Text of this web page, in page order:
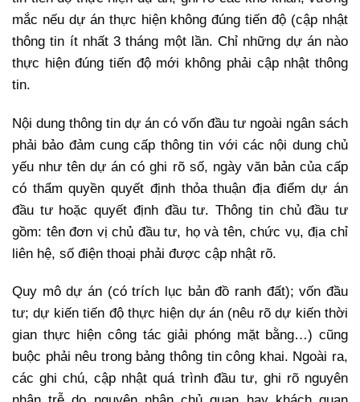
mắc nếu dự án thực hiện không đúng tiến độ (cập nhật
thông tin ít nhất 3 tháng một lần. Chỉ những dự án nào
thực hiện đúng tiến độ mới không phải cập nhật thông
tin.
Nội dung thông tin dự án có vốn đầu tư ngoài ngân sách
phải bảo đảm cung cấp thông tin với các nội dung chủ
yếu như tên dự án có ghi rõ số, ngày văn bản của cấp
có thẩm quyền quyết định thỏa thuận địa điểm dự án
đầu tư hoặc quyết định đầu tư. Thông tin chủ đầu tư
gồm: tên đơn vị chủ đầu tư, họ và tên, chức vụ, địa chỉ
liên hệ, số điện thoại phải được cập nhật rõ.
Quy mô dự án (có trích lục bản đồ ranh đất); vốn đầu
tư; dự kiến tiến độ thực hiện dự án (nêu rõ dự kiến thời
gian thực hiện công tác giải phóng mặt bằng…) cũng
buộc phải nêu trong bảng thông tin công khai. Ngoài ra,
các ghi chú, cập nhật quá trình đầu tư, ghi rõ nguyên